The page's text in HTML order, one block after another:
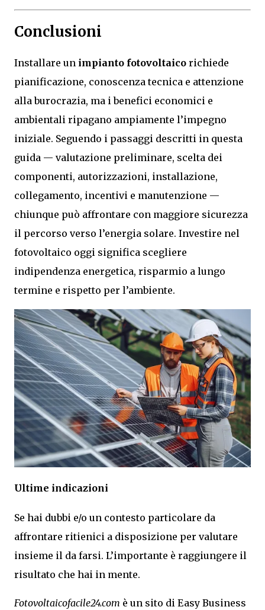
Conclusioni
Installare un impianto fotovoltaico richiede
pianificazione, conoscenza tecnica e attenzione
alla burocrazia, ma i benefici economici e
ambientali ripagano ampiamente l’impegno
iniziale. Seguendo i passaggi descritti in questa
guida — valutazione preliminare, scelta dei
componenti, autorizzazioni, installazione,
collegamento, incentivi e manutenzione —
chiunque può affrontare con maggiore sicurezza
il percorso verso l’energia solare. Investire nel
fotovoltaico oggi significa scegliere
indipendenza energetica, risparmio a lungo
termine e rispetto per l’ambiente.
Ultime indicazioni
Se hai dubbi e/o un contesto particolare da
affrontare ritienici a disposizione per valutare
insieme il da farsi. L’importante è raggiungere il
risultato che hai in mente.
Fotovoltaicofacile24.com è un sito di Easy Business